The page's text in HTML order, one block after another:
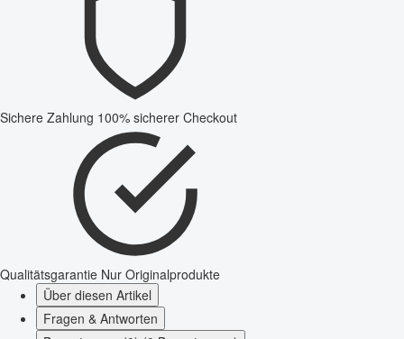
Sichere Zahlung 100% sicherer Checkout
Qualitätsgarantie Nur Originalprodukte
Über diesen Artikel
Fragen & Antworten